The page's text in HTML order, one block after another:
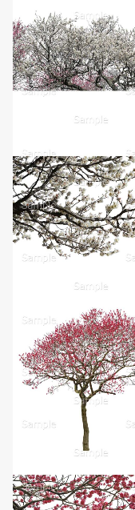
無料ダウンロード